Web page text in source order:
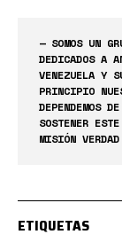
— SOMOS UN
DEDICADOS A
VENEZUELA Y
PRINCIPIO
DEPENDEMOS
SOSTENER
MISIÓN VERDAD
ETIQUETAS